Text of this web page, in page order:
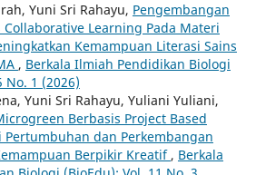
Yuni Sri Rahayu, Pengembangan
Collaborative Learning Pada Materi
Kemampuan Literasi Sains
, Berkala Ilmiah Pendidikan Biologi
No. 1 (2026)
Yuni Sri Rahayu, Yuliani Yuliani,
Berbasis Project Based
dan Perkembangan
Berpikir Kreatif , Berkala